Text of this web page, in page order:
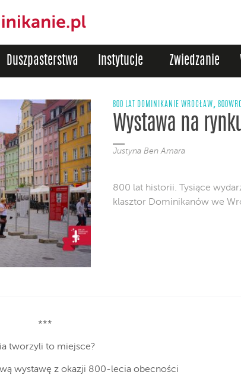
Duszpasterstwa Instytucje Zwiedzanie
800 LAT DOMINIKANIE WROCŁAW,
Wystawa na rynku
Justyna Ben Amara
800 lat historii. Tysiące
klasztor Dominikanów we
***
tworzyli to miejsce?
wystawę z okazji 800-lecia obecności